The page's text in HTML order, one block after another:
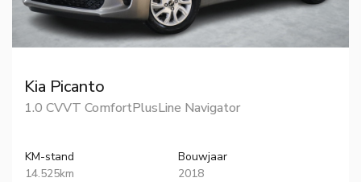
Kia Picanto
1.0 CVVT ComfortPlusLine Navigator
KM-stand
14.525km
Bouwjaar
2018